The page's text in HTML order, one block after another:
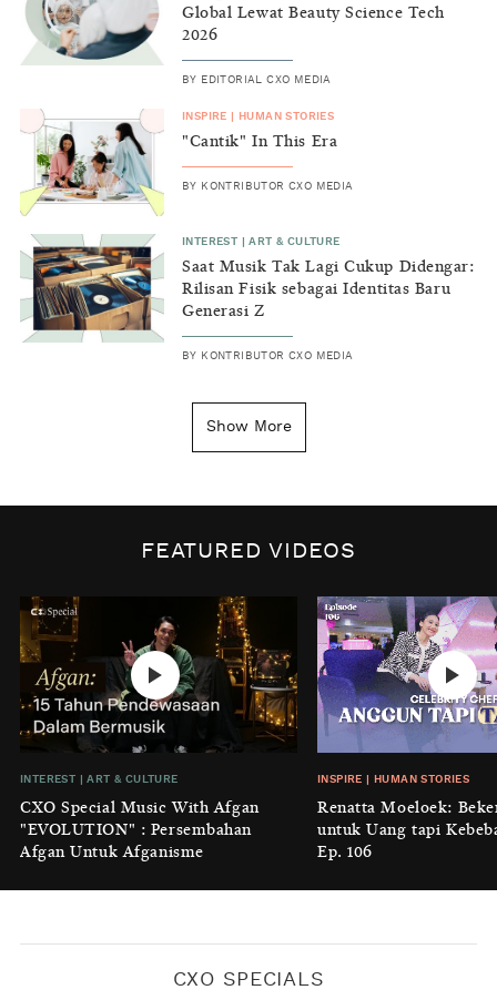
Global Lewat Beauty Science Tech
2026
BY EDITORIAL CXO MEDIA
INSPIRE HUMAN STORIES
"Cantik" In This Era
BY KONTRIBUTOR CXO MEDIA
INTEREST |ART & CULTURE
Saat Musik Tak Lagi Cukup Didengar:
Rilisan Fisik sebagai Identitas Baru
Generasi Z
BY KONTRIBUTOR CXO MEDIA
Kenapa Tahun Baru Ditandai pada
Biaya Tersembunyi dari Insecurity
KONTRIBUTOR CXO MEDIA
INTEREST|HOME
No Place Like: Camping Ground
Cidulang
KONTRIBUTOR CXO MEDIA
GENERAL KNOWLEDGE
Luruhnya Daun Terakhir: Kala
'Benteng Alam' yang Tak Lagi Bisa
Melindungi
BYKONTRIBUTOR CXO MEDIA
Show More
FEATURED VIDEOS
INTEREST |ART & CULTURE
CXO Special Music With Afgan
"EVOLUTION" : Persembahan
Afgan Untuk Afganisme
INSPIRE HUMAN STORIES
Renatta Moeloek:
untuk Uang tapi
Ep. 106
CXO SPECIALS